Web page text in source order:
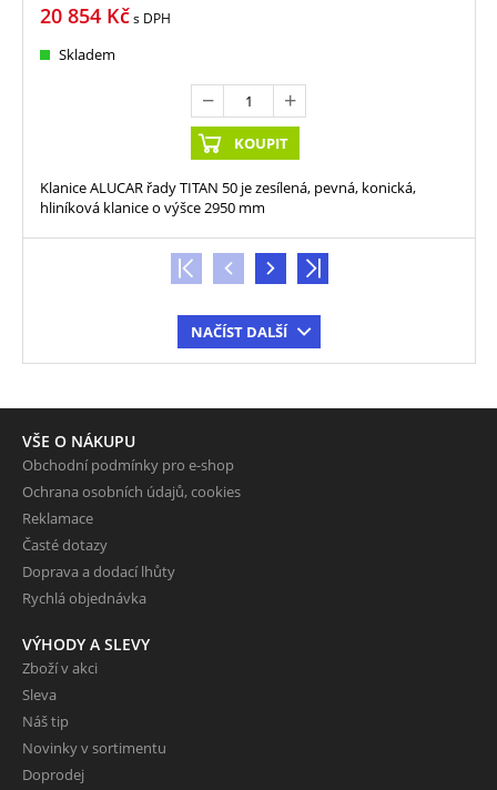
20 854 Kčs DPH
Skladem
KOUPIT
Klanice ALUCAR řady TITAN 50 je zesílená, pevná, konická,
hliníková klanice o výšce 2950 mm
NAČÍST DALŠÍ
VŠE O NÁKUPU
Obchodní podmínky pro e-shop
Ochrana osobních údajů, cookies
Reklamace
Časté dotazy
Doprava a dodací lhůty
Rychlá objednávka
VÝHODY A SLEVY
Zboží v akci
Sleva
Náš tip
Novinky v sortimentu
Doprodej